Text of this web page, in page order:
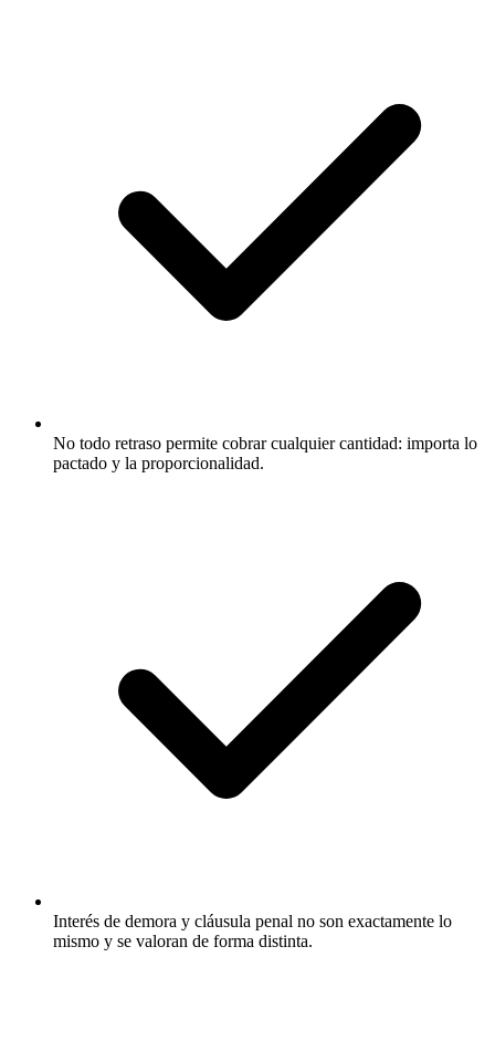
No todo retraso permite cobrar cualquier cantidad: importa lo
pactado y la proporcionalidad.
Interés de demora y cláusula penal no son exactamente lo
mismo y se valoran de forma distinta.